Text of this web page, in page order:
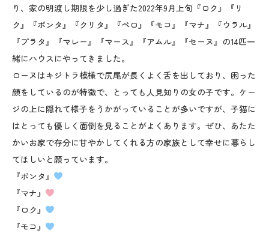
り、家の明渡し期限を少し過ぎた2022年9月上旬『ロク』『リ
ク』『ポンタ』『クリタ』『ペロ』『モコ』『マナ』『ウラル』
『プラタ』『マレー』『マース』『アムル』『セーヌ』の14匹一
緒にハウスにやってきました。
ローヌはキジトラ模様で尻尾が長くよく舌を出しており、困った
顔をしているのが特徴で、とっても人見知りの女の子です。ケー
ジの上に隠れて様子をうかがっていることが多いですが、子猫に
はとっても優しく面倒を見ることがよくあります。ぜひ、あたた
かいお家で存分に甘やかしてくれる方の家族として幸せに暮らし
てほしいと願っています。
『ポンタ』
『マナ』
『ロク』
『モコ』